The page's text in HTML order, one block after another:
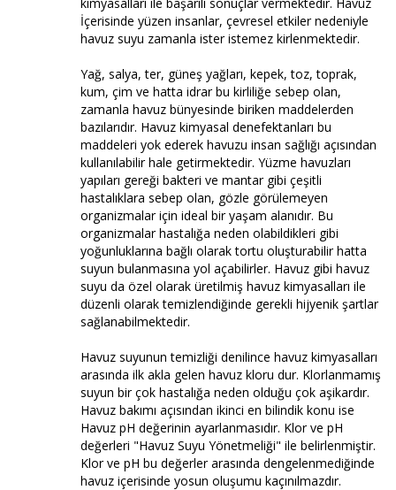
İçerisinde yüzen insanlar, çevresel etkiler nedeniyle
havuz suyu zamanla ister istemez kirlenmektedir.
Yağ, salya, ter, güneş yağları, kepek, toz, toprak,
kum, çim ve hatta idrar bu kirliliğe sebep olan,
zamanla havuz bünyesinde biriken maddelerden
bazılarıdır. Havuz kimyasal denefektanları bu
maddeleri yok ederek havuzu insan sağlığı açısından
kullanılabilir hale getirmektedir. Yüzme havuzları
yapıları gereği bakteri ve mantar gibi çeşitli
hastalıklara sebep olan, gözle görülemeyen
organizmalar için ideal bir yaşam alanıdır. Bu
organizmalar hastalığa neden olabildikleri gibi
yoğunluklarına bağlı olarak tortu oluşturabilir hatta
suyun bulanmasına yol açabilirler. Havuz gibi havuz
suyu da özel olarak üretilmiş havuz kimyasalları ile
düzenli olarak temizlendiğinde gerekli hijyenik şartlar
sağlanabilmektedir.
Havuz suyunun temizliği denilince havuz kimyasalları
arasında ilk akla gelen havuz kloru dur. Klorlanmamış
suyun bir çok hastalığa neden olduğu çok aşikardır.
Havuz bakımı açısından ikinci en bilindik konu ise
Havuz pH değerinin ayarlanmasıdır. Klor ve pH
değerleri "Havuz Suyu Yönetmeliği" ile belirlenmiştir.
Klor ve pH bu değerler arasında dengelenmediğinde
havuz içerisinde yosun oluşumu kaçınılmazdır.